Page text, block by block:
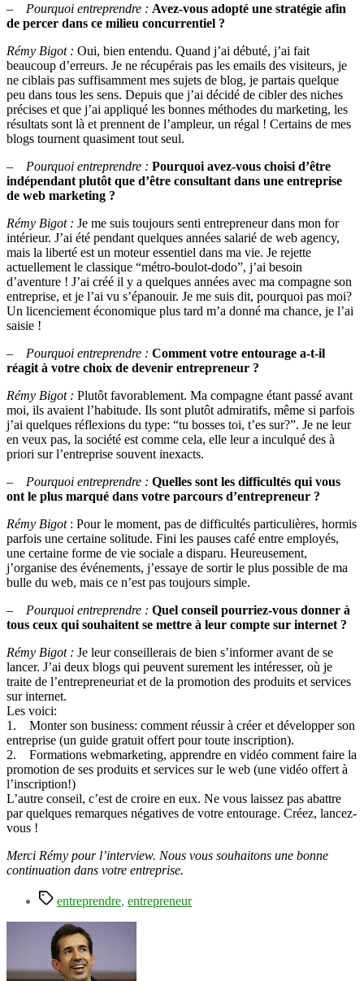
– Pourquoi entreprendre : Avez-vous adopté une stratégie afin
de percer dans ce milieu concurrentiel ?
Rémy Bigot : Oui, bien entendu. Quand j’ai débuté, j’ai fait
beaucoup d’erreurs. Je ne récupérais pas les emails des visiteurs, je
ne ciblais pas suffisamment mes sujets de blog, je partais quelque
peu dans tous les sens. Depuis que j’ai décidé de cibler des niches
précises et que j’ai appliqué les bonnes méthodes du marketing, les
résultats sont là et prennent de l’ampleur, un régal ! Certains de mes
blogs tournent quasiment tout seul.
– Pourquoi entreprendre : Pourquoi avez-vous choisi d’être
indépendant plutôt que d’être consultant dans une entreprise
de web marketing ?
Rémy Bigot : Je me suis toujours senti entrepreneur dans mon for
intérieur. J’ai été pendant quelques années salarié de web agency,
mais la liberté est un moteur essentiel dans ma vie. Je rejette
actuellement le classique “métro-boulot-dodo”, j’ai besoin
d’aventure ! J’ai créé il y a quelques années avec ma compagne son
entreprise, et je l’ai vu s’épanouir. Je me suis dit, pourquoi pas moi?
Un licenciement économique plus tard m’a donné ma chance, je l’ai
saisie !
– Pourquoi entreprendre : Comment votre entourage a-t-il
réagit à votre choix de devenir entrepreneur ?
Rémy Bigot : Plutôt favorablement. Ma compagne étant passé avant
moi, ils avaient l’habitude. Ils sont plutôt admiratifs, même si parfois
j’ai quelques réflexions du type: “tu bosses toi, t’es sur?”. Je ne leur
en veux pas, la société est comme cela, elle leur a inculqué des à
priori sur l’entreprise souvent inexacts.
– Pourquoi entreprendre : Quelles sont les difficultés qui vous
ont le plus marqué dans votre parcours d’entrepreneur ?
Rémy Bigot : Pour le moment, pas de difficultés particulières, hormis
parfois une certaine solitude. Fini les pauses café entre employés,
une certaine forme de vie sociale a disparu. Heureusement,
j’organise des événements, j’essaye de sortir le plus possible de ma
bulle du web, mais ce n’est pas toujours simple.
– Pourquoi entreprendre : Quel conseil pourriez-vous donner à
tous ceux qui souhaitent se mettre à leur compte sur internet ?
Rémy Bigot : Je leur conseillerais de bien s’informer avant de se
lancer. J’ai deux blogs qui peuvent surement les intéresser, où je
traite de l’entrepreneuriat et de la promotion des produits et services
sur internet.
Les voici:
1. Monter son business: comment réussir à créer et développer son
entreprise (un guide gratuit offert pour toute inscription).
2. Formations webmarketing, apprendre en vidéo comment faire la
promotion de ses produits et services sur le web (une vidéo offert à
l’inscription!)
L’autre conseil, c’est de croire en eux. Ne vous laissez pas abattre
par quelques remarques négatives de votre entourage. Créez, lancez-
vous !
Merci Rémy pour l’interview. Nous vous souhaitons une bonne
continuation dans votre entreprise.
Étiquettes
entreprendre, entrepreneur